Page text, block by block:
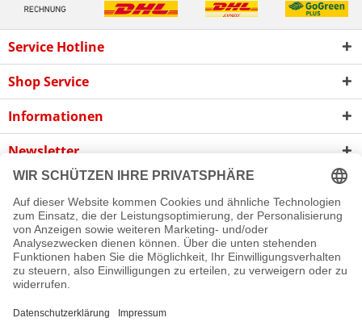
Service Hotline
Shop Service
Informationen
Newsletter
Cookie-Einstellungen Newsletter Reklamation
Kontakt
Versand und Zahlungsbedingungen
Rückgabe
© 2016 - 2026 Rollladen A bis Z GmbH
Diese Website benutzt Cookies, die für den technischen Betrieb